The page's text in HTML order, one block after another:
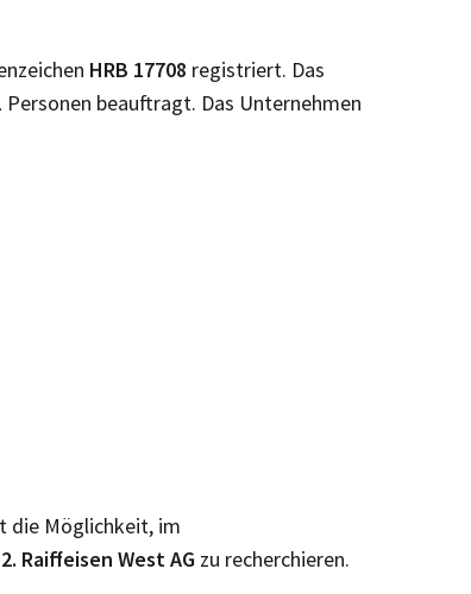
HRB 17708 registriert. Das
Personen beauftragt. Das Unternehmen
die Möglichkeit, im
2. Raiffeisen West AG zu recherchieren.